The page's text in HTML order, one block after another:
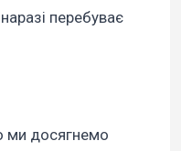
перебуває
ми досягнемо